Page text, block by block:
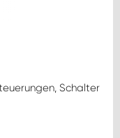
Schalter